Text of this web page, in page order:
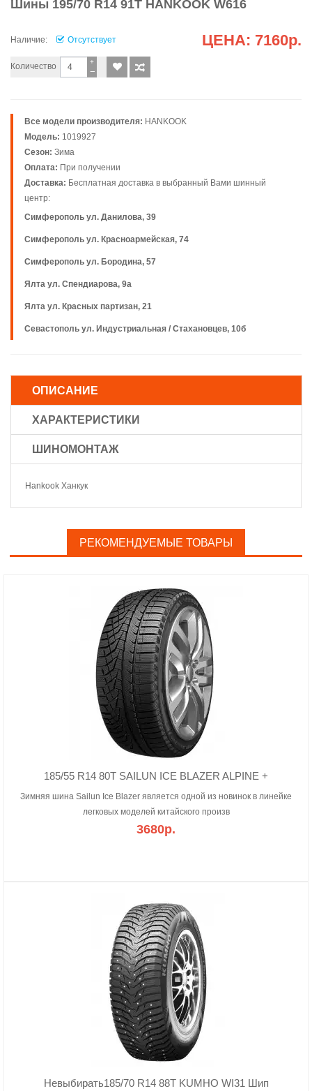
Шины 195/70 R14 91T HANKOOK W616
Наличие: Отсутствует ЦЕНА: 7160р.
Количество −
+
Все модели производителя: HANKOOK
Модель: 1019927
Сезон: Зима
Оплата: При получении
Доставка: Бесплатная доставка в выбранный Вами шинный
центр:
Симферополь ул. Данилова, 39
Симферополь ул. Красноармейская, 74
Симферополь ул. Бородина, 57
Ялта ул. Спендиарова, 9а
Ялта ул. Красных партизан, 21
Севастополь ул. Индустриальная / Стахановцев, 10б
ОПИСАНИЕ
ХАРАКТЕРИСТИКИ
ШИНОМОНТАЖ
Hankook Ханкук
РЕКОМЕНДУЕМЫЕ ТОВАРЫ
185/55 R14 80T SAILUN ICE BLAZER ALPINE +
Зимняя шина Sailun Ice Blazer является одной из новинок в линейке
легковых моделей китайского произв
3680р.
Невыбирать185/70 R14 88T KUMHO WI31 Шип